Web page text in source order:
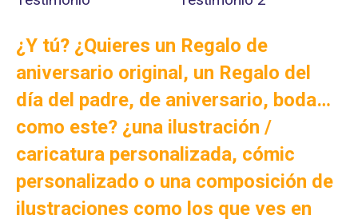
¿Y tú? ¿Quieres un Regalo de
aniversario original, un Regalo del
día del padre, de aniversario, boda…
como este? ¿una ilustración /
caricatura personalizada, cómic
personalizado o una composición de
ilustraciones como los que ves en